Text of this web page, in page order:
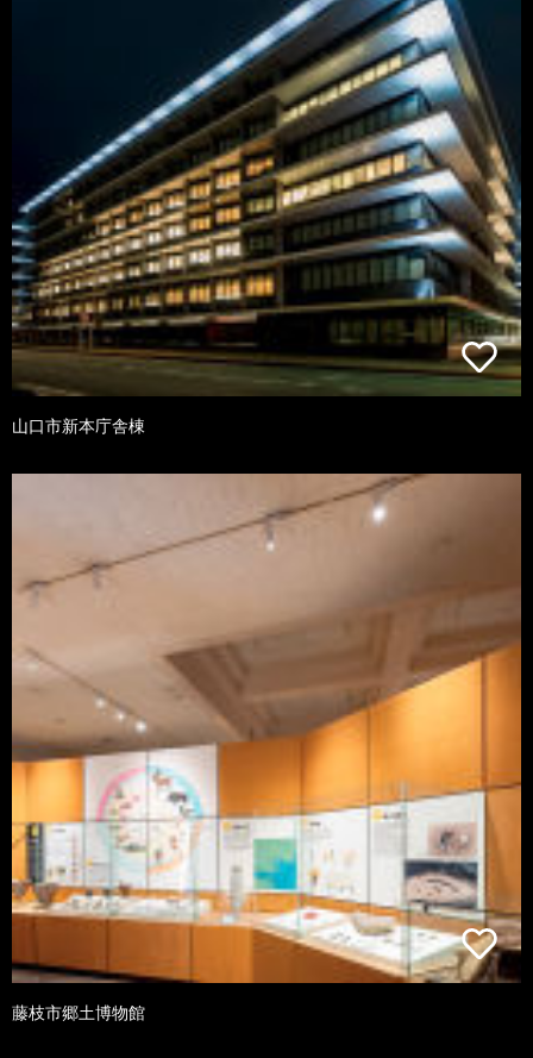
山口市新本庁舎棟
藤枝市郷土博物館